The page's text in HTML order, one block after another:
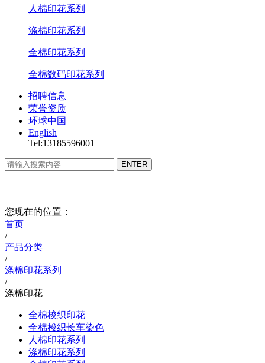
人棉印花系列
涤棉印花系列
全棉印花系列
全棉数码印花系列
招聘信息
荣誉资质
环球中国
English
Tel:13185596001
您现在的位置：
首页
/
产品分类
/
涤棉印花系列
/
涤棉印花
全棉梭织印花
全棉梭织长车染色
人棉印花系列
涤棉印花系列